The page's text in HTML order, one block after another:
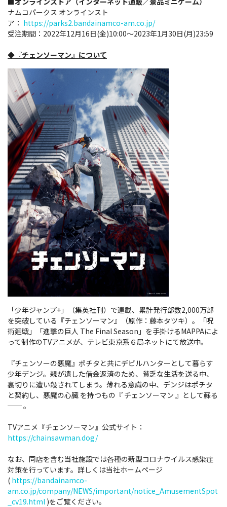
ナムコパークス オンラインスト
ア： https://parks2.bandainamco-am.co.jp/
受注期間：2022年12月16日(金)10:00～2023年1月30日(月)23:59
◆『チェンソーマン』について
「少年ジャンプ+」（集英社刊）で連載、累計発行部数2,000万部
を突破している『チェンソーマン』（原作：藤本タツキ）。「呪
術廻戦」「進撃の巨人 The Final Season」を手掛けるMAPPAによ
って制作のTVアニメが、テレビ東京系６局ネットにて放送中。
『チェンソーの悪魔』ポチタと共にデビルハンターとして暮らす
少年デンジ。 親が遺した借金返済のため、貧乏な生活を送る中、
裏切りに遭い殺されてしまう。薄れる意識の中、デンジはポチタ
と契約し、悪魔の心臓 を持つもの『 チェンソーマン 』として蘇る
── 。
TVアニメ『チェンソーマン』公式サイト：
https://chainsawman.dog/
なお、同店を含む当社施設では各種の新型コロナウイルス感染症
対策を行っています。詳しくは当社ホームページ
( https://bandainamco-
am.co.jp/company/NEWS/important/notice_AmusementSpot
_cv19.html )をご覧ください。